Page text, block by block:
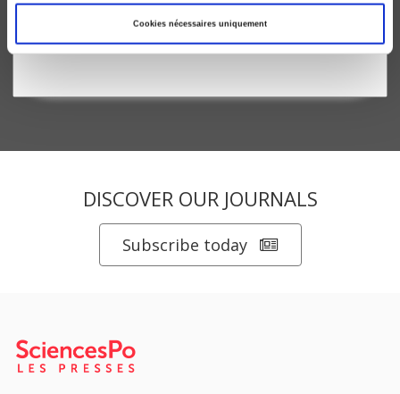
Cookies nécessaires uniquement
Philippe Bezes, Alexandre Siné
DISCOVER OUR JOURNALS
Subscribe today